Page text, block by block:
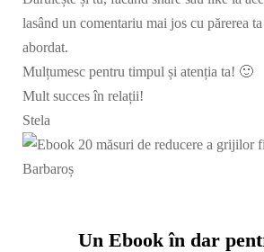
lasând un comentariu mai jos cu părerea
abordat.
Mulțumesc pentru timpul și atenția ta! 🙂
Mult succes în relații!
Stela
Un Ebook în dar